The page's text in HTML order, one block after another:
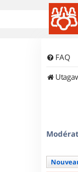
FAQ